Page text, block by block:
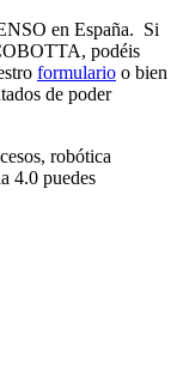
en España. Si
podéis
formulario o bien
de poder
robótica
4.0 puedes